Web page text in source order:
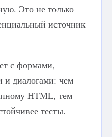
Это не только
источник
с формами,
и диалогами: чем
HTML, тем
тесты.